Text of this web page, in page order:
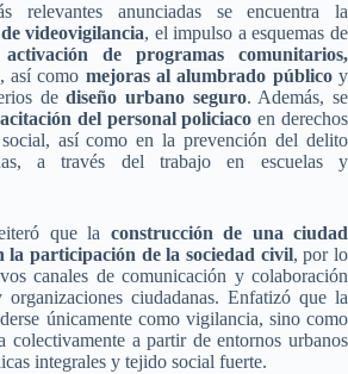
relevantes anunciadas se encuentra la
videovigilancia, el impulso a esquemas de
activación de programas comunitarios,
, así como mejoras al alumbrado públicoy
dediseño urbano seguro. Además, se
del personal policiaco en derechos
así como en la prevención del delito
a través del trabajo en escuelas y
que la construcción de una ciudad
la participación de la sociedad civil, por lo
canales de comunicación y colaboración
ciudadanas. Enfatizó que la
únicamente como vigilancia, sino como
colectivamente a partir de entornos urbanos
integrales y tejido social fuerte.